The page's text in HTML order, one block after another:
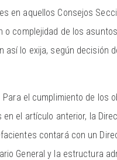
en aquellos Consejos
o complejidad de los
así lo exija, según decisión
Para el cumplimiento de los
en el artículo anterior, la
contará con un
General y la estructura